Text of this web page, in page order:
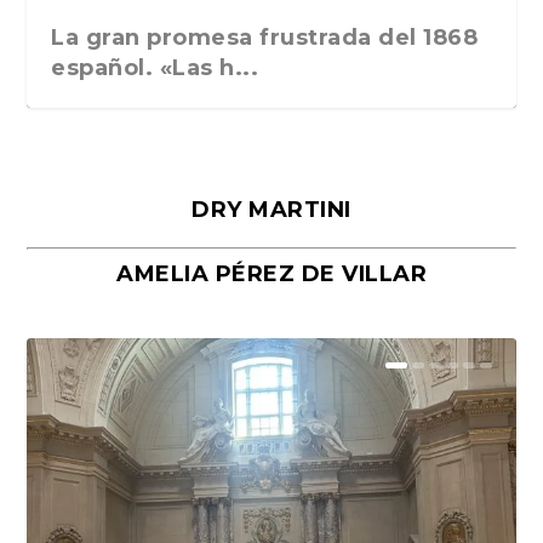
La gran promesa frustrada del 1868
español. «Las h...
Málaga, verso en azul, de Rafael
Porras y Salvador...
«La cocina hebrea. Alimentación
del pueblo judío e...
DRY MARTINI
AMELIA PÉREZ DE VILLAR